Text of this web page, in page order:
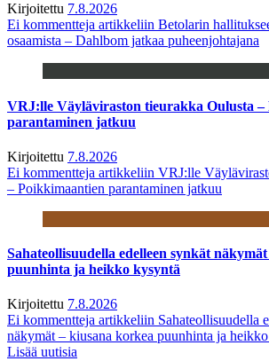
Kirjoitettu 7.8.2026
Ei kommentteja artikkeliin Betolarin
osaamista – Dahlbom jatkaa puheenjohtajana
VRJ:lle Väyläviraston tieurakka Oulusta –
parantaminen jatkuu
Kirjoitettu 7.8.2026
Ei kommentteja artikkeliin VRJ:lle
– Poikkimaantien parantaminen jatkuu
Sahateollisuudella edelleen synkät
puunhinta ja heikko kysyntä
Kirjoitettu 7.8.2026
Ei kommentteja artikkeliin Sahateollisuudella
näkymät – kiusana korkea puunhinta ja
Lisää uutisia